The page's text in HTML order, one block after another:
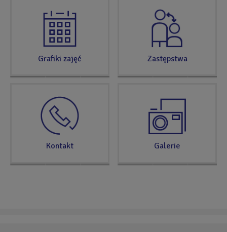
Grafiki zajęć Zastępstwa
Kontakt Galerie